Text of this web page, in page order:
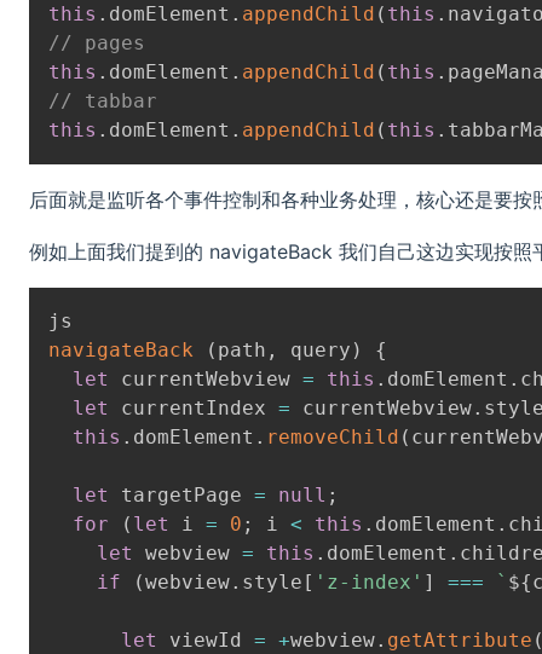
this . domElement . appendChild ( this .
// pages
this . domElement . appendChild ( this .
// tabbar
this . domElement . appendChild ( this .
后面就是监听各个事件控制和各种业务处理，核心还是要
例如上面我们提到的 navigateBack 我们自己这边实现按照
navigateBack ( path , query )
{
let
currentWebview = this . domElement .
let
currentIndex = currentWebview.
this . domElement . removeChild (
let targetPage = null ;
for
( let i = 0 ; i < this . domElement .
let
webview = this . domElement .
if
(webview. style [ 'z-index' ] === ` ${
let viewId = +webview. getAttribute